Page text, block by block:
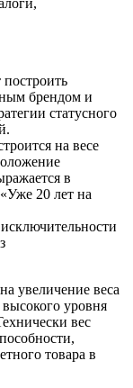
брендом и
статусного
на весе
в
20 лет на
увеличение веса
уровня
вес
товара в